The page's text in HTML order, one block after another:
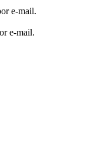
e-mail.
e-mail.